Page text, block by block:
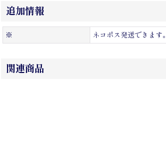
追加情報
※ ネコポス発送できます。
関連商品